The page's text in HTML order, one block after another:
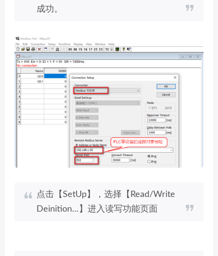
成功。
点击【SetUp】，选择【Read/Write
Deinition…】进入读写功能页面